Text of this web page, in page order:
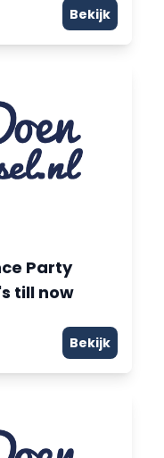
Bekijk
Party
till now
Bekijk